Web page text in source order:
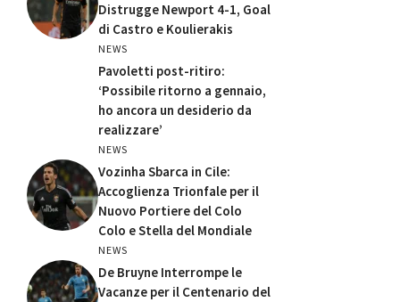
Distrugge Newport 4-1, Goal
di Castro e Koulierakis
NEWS
Pavoletti post-ritiro:
‘Possibile ritorno a gennaio,
ho ancora un desiderio da
realizzare’
NEWS
Vozinha Sbarca in Cile:
Accoglienza Trionfale per il
Nuovo Portiere del Colo
Colo e Stella del Mondiale
NEWS
De Bruyne Interrompe le
Vacanze per il Centenario del